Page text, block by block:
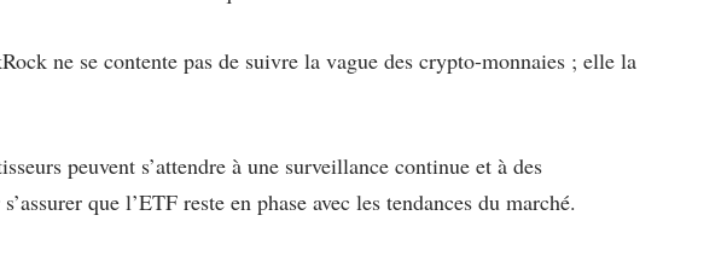
ne se contente pas de suivre la vague des crypto-monnaies ; elle la
peuvent s’attendre à une surveillance continue et à des
que l’ETF reste en phase avec les tendances du marché.